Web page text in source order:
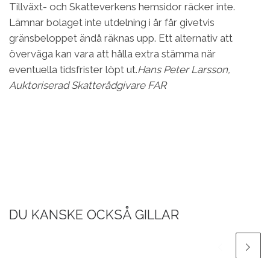
Tillväxt- och Skatteverkens hemsidor räcker inte.
Lämnar bolaget inte utdel­ning i år får givetvis
gränsbeloppet ändå räknas upp. Ett alternativ att
överväga kan vara att hålla extra stämma när
eventuella tidsfrister löpt ut.Hans Peter Larsson,
Auktoriserad Skatterådgivare FAR
DU KANSKE OCKSÅ GILLAR